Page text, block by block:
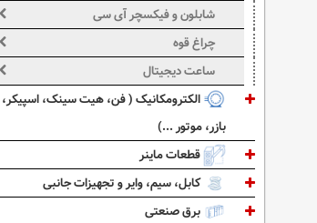
شابلون و فیکسچر آی سی
چراغ قوه
ساعت دیجیتال
الکترومکانیک ( فن، هیت سینک، اسپیکر،
بازر، موتور ...)
قطعات ماینر
کابل، سیم، وایر و تجهیزات جانبی
برق صنعتی